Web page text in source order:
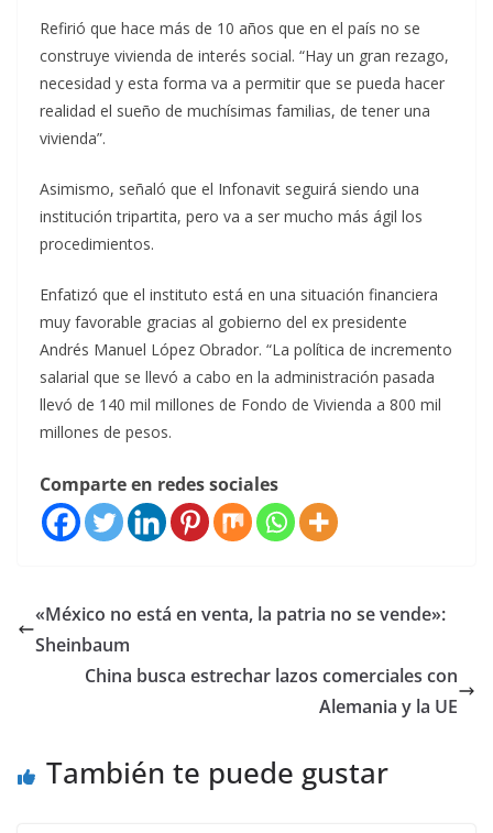
Refirió que hace más de 10 años que en el país no se
construye vivienda de interés social. “Hay un gran rezago,
necesidad y esta forma va a permitir que se pueda hacer
realidad el sueño de muchísimas familias, de tener una
vivienda”.
Asimismo, señaló que el Infonavit seguirá siendo una
institución tripartita, pero va a ser mucho más ágil los
procedimientos.
Enfatizó que el instituto está en una situación financiera
muy favorable gracias al gobierno del ex presidente
Andrés Manuel López Obrador. “La política de incremento
salarial que se llevó a cabo en la administración pasada
llevó de 140 mil millones de Fondo de Vivienda a 800 mil
millones de pesos.
Comparte en redes sociales
«México no está en venta, la patria no se vende»:
Sheinbaum
China busca estrechar lazos comerciales con
Alemania y la UE
También te puede gustar